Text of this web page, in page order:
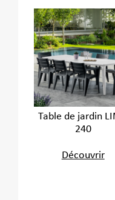
Table de jardin
240
Découvrir